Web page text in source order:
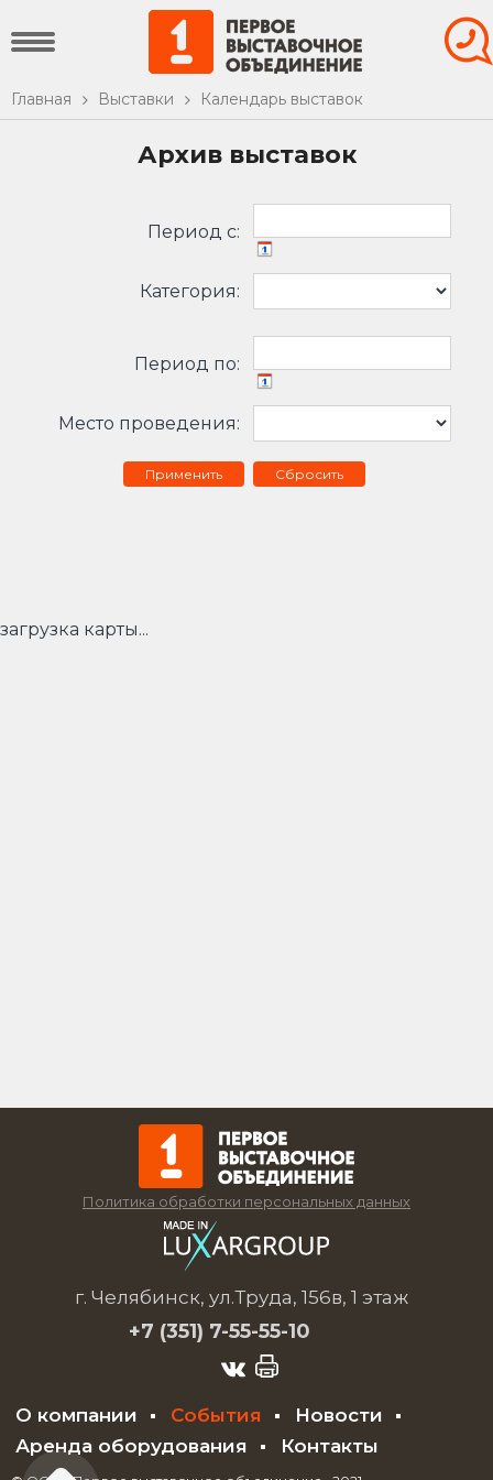
Главная Выставки Календарь выставок
Архив выставок
Период c:
Категория:
Период по:
Место проведения:
Сбросить
загрузка карты...
Политика обработки персональных данных
г. Челябинск, ул.Труда, 156в, 1 этаж
+7 (351) 7-55-55-10
О компании События
Новости
Аренда оборудования
Контакты